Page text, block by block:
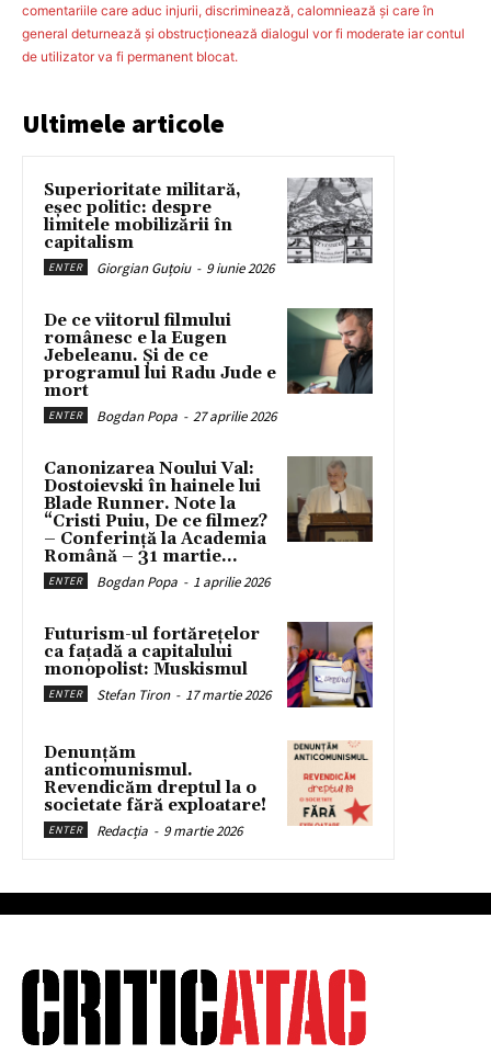
comentariile care aduc injurii, discriminează, calomniează şi care în
general deturnează şi obstrucţionează dialogul vor fi moderate iar contul
de utilizator va fi permanent blocat.
Ultimele articole
Superioritate militară,
eșec politic: despre
limitele mobilizării în
capitalism
ENTER Giorgian Guțoiu - 9 iunie 2026
De ce viitorul filmului
românesc e la Eugen
Jebeleanu. Și de ce
programul lui Radu Jude e
mort
ENTER Bogdan Popa - 27 aprilie 2026
Canonizarea Noului Val:
Dostoievski în hainele lui
Blade Runner. Note la
“Cristi Puiu, De ce filmez?
– Conferință la Academia
Română – 31 martie...
ENTER Bogdan Popa - 1 aprilie 2026
Futurism-ul fortărețelor
ca fațadă a capitalului
monopolist: Muskismul
ENTER Stefan Tiron - 17 martie 2026
Denunțăm
anticomunismul.
Revendicăm dreptul la o
societate fără exploatare!
ENTER Redacția - 9 martie 2026